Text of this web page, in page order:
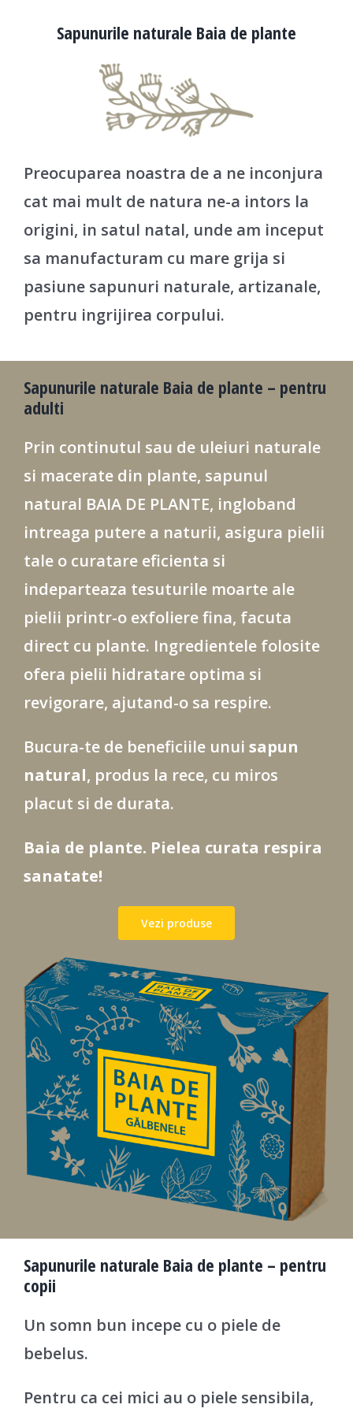
Inregistrare
Sapunurile naturale Baia de plante
Preocuparea noastra de a ne inconjura
cat mai mult de natura ne-a intors la
origini, in satul natal, unde am inceput
sa manufacturam cu mare grija si
pasiune sapunuri naturale, artizanale,
pentru ingrijirea corpului.
Sapunurile naturale Baia de plante – pentru
adulti
Prin continutul sau de uleiuri naturale
si macerate din plante, sapunul
natural BAIA DE PLANTE, ingloband
intreaga putere a naturii, asigura pielii
tale o curatare eficienta si
indeparteaza tesuturile moarte ale
pielii printr-o exfoliere fina, facuta
direct cu plante. Ingredientele folosite
ofera pielii hidratare optima si
revigorare, ajutand-o sa respire.
Bucura-te de beneficiile unui sapun
natural, produs la rece, cu miros
placut si de durata.
Baia de plante. Pielea curata respira
sanatate!
Vezi produse
Sapunurile naturale Baia de plante – pentru
copii
Un somn bun incepe cu o piele de
bebelus.
Pentru ca cei mici au o piele sensibila,